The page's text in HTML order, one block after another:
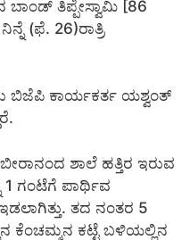
ತಿಪ್ಪೇಸ್ವಾಮಿ [86
(ಫೆ. 26)ರಾತ್ರಿ
ಬಿಜೆಪಿ ಕಾರ್ಯಕರ್ತ ಯಶ್ವಂತ್
ಶಾಲೆ ಹತ್ತಿರ ಇರುವ
1 ಗಂಟೆಗೆ ಪಾರ್ಥಿವ
ತದ ನಂತರ 5
ಕೆಂಚಮ್ಮನ ಕಟ್ಟೆ ಬಳಿಯಲ್ಲಿನ